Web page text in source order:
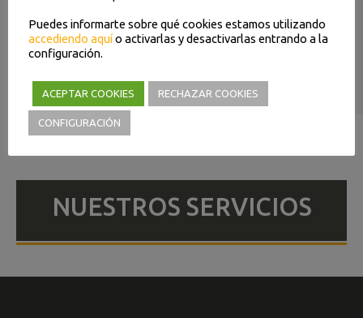
NUESTROS SERVICIOS
Puedes informarte sobre qué cookies estamos utilizando
accediendo aquío activarlas y desactivarlas entrando a la
configuración.
ACEPTAR COOKIES RECHAZAR COOKIES
CONFIGURACIÓN